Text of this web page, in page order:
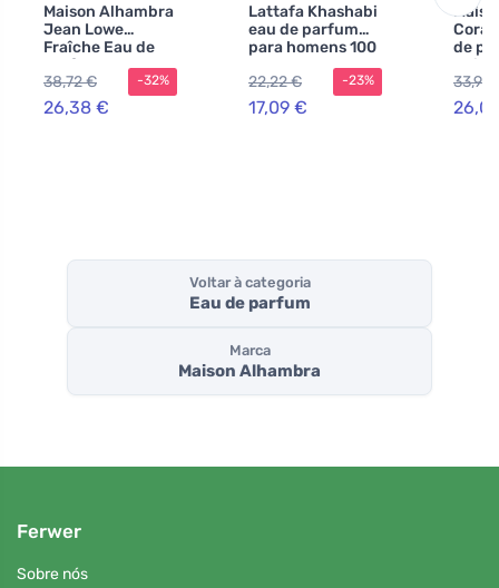
Maison Alhambra
Jean Lowe
Fraîche Eau de
Parfum para
homens
38,72 €
26,38 €
-32%
Lattafa Khashabi
eau de parfum
para homens 100
22,22 €
17,09 €
-23%
Coral
de
33,93
Voltar à categoria
Eau de parfum
Marca
Maison Alhambra
Ferwer
Sobre nós